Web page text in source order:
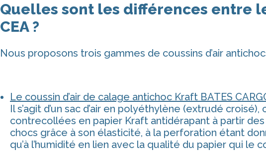
Quelles sont les différences entre
CEA ?
Nous proposons trois gammes de coussins d’air
Le coussin d’air de calage antichoc Kraft BATES
Il s’agit d’un sac d’air en polyéthylène (extrudé
contrecollées en papier Kraft antidérapant à partir
chocs grâce à son élasticité, à la perforation étant
qu’à l’humidité en lien avec la qualité du papier qui le